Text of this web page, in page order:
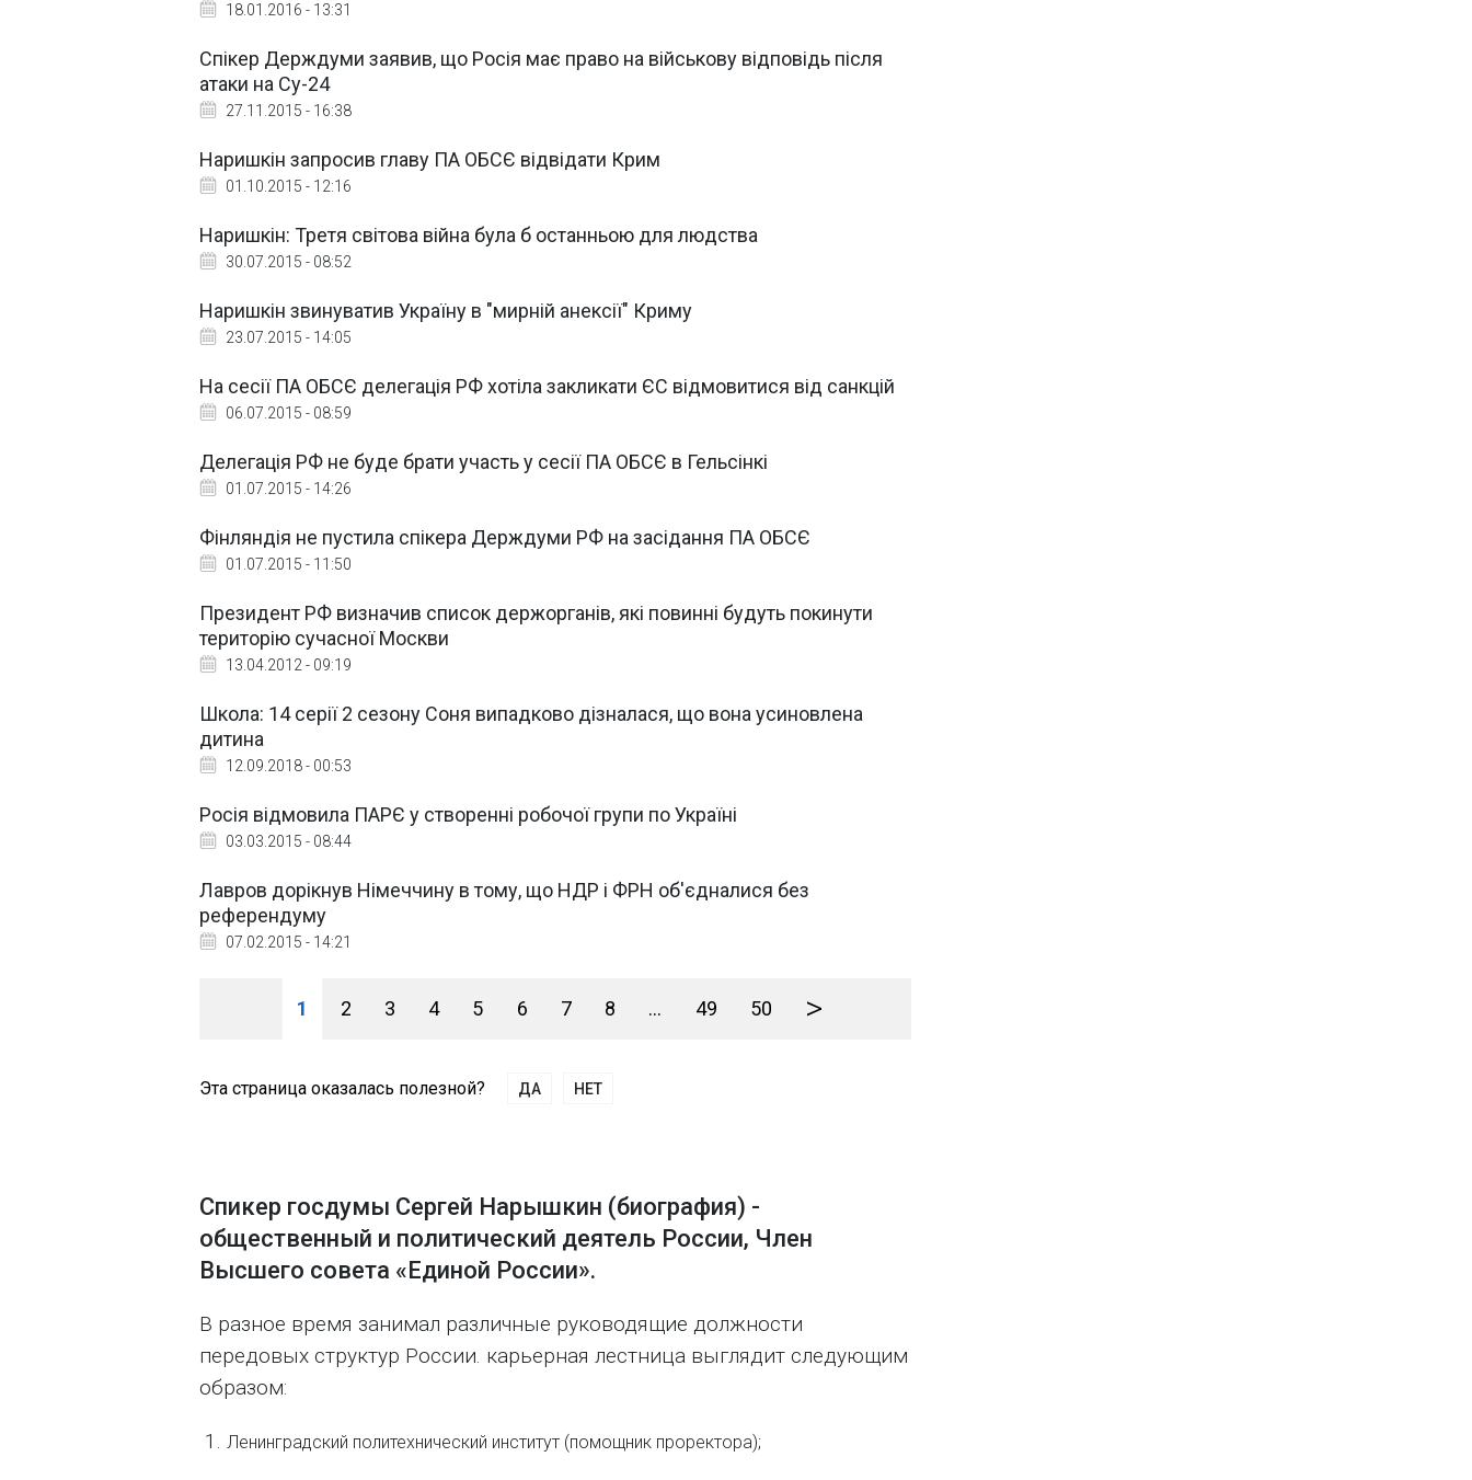
18.01.2016 - 13:31
Спікер Держдуми заявив, що Росія має право на військову відповідь після
атаки на Су-24
27.11.2015 - 16:38
Наришкін запросив главу ПА ОБСЄ відвідати Крим
01.10.2015 - 12:16
Наришкін: Третя світова війна була б останньою для людства
30.07.2015 - 08:52
Наришкін звинуватив Україну в "мирній анексії" Криму
23.07.2015 - 14:05
На сесії ПА ОБСЄ делегація РФ хотіла закликати ЄС відмовитися від санкцій
06.07.2015 - 08:59
Делегація РФ не буде брати участь у сесії ПА ОБСЄ в Гельсінкі
01.07.2015 - 14:26
Фінляндія не пустила спікера Держдуми РФ на засідання ПА ОБСЄ
01.07.2015 - 11:50
Президент РФ визначив список держорганів, які повинні будуть покинути
територію сучасної Москви
13.04.2012 - 09:19
Школа: 14 серії 2 сезону Соня випадково дізналася, що вона усиновлена
дитина
12.09.2018 - 00:53
Росія відмовила ПАРЄ у створенні робочої групи по Україні
03.03.2015 - 08:44
Лавров дорікнув Німеччину в тому, що НДР і ФРН об'єдналися без
референдуму
07.02.2015 - 14:21
1 2 3 4 5 6 7 8 ... 49 50 >
Эта страница оказалась полезной? ДА НЕТ
Спикер госдумы Сергей Нарышкин (биография) -
общественный и политический деятель России, Член
Высшего совета «Единой России».
В разное время занимал различные руководящие должности
передовых структур России. карьерная лестница выглядит следующим
образом:
Ленинградский политехнический институт (помощник проректора);